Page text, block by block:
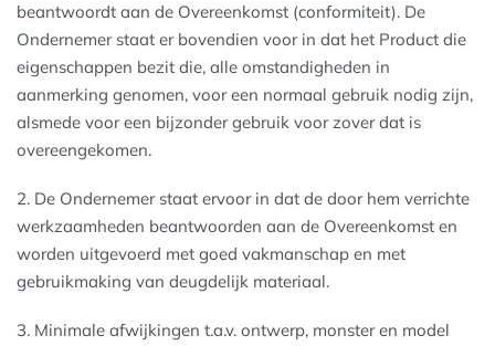
beantwoordt aan de Overeenkomst (conformiteit). De
Ondernemer staat er bovendien voor in dat het Product die
eigenschappen bezit die, alle omstandigheden in
aanmerking genomen, voor een normaal gebruik nodig zijn,
alsmede voor een bijzonder gebruik voor zover dat is
overeengekomen.
2. De Ondernemer staat ervoor in dat de door hem verrichte
werkzaamheden beantwoorden aan de Overeenkomst en
worden uitgevoerd met goed vakmanschap en met
gebruikmaking van deugdelijk materiaal.
3. Minimale afwijkingen t.a.v. ontwerp, monster en model